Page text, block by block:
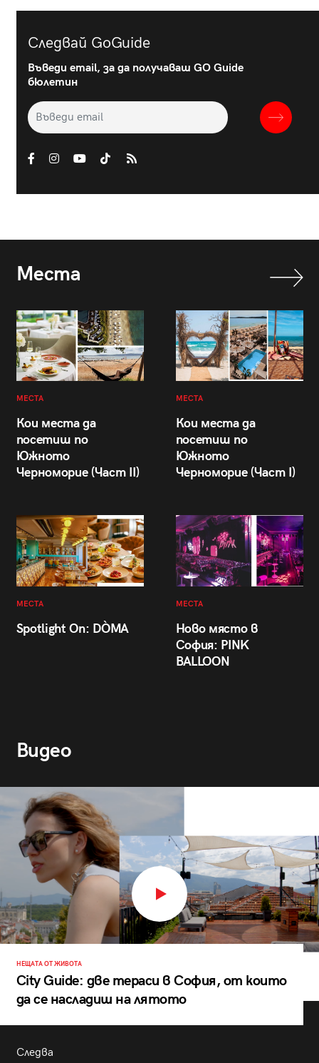
Следвай GoGuide
Въведи email, за да получаваш GO Guide
бюлетин
Места
МЕСТА
Кои места да
посетиш по
Южното
Черноморие (Част II)
МЕСТА
Кои места да
посетиш по
Южното
Черноморие (Част I)
МЕСТА
Spotlight On: DÒMA
МЕСТА
Ново място в
София: PINK
BALLOON
Видео
НЕЩАТА ОТ ЖИВОТА
City Guide: две тераси в София, от които
да се насладиш на лятото
Следва